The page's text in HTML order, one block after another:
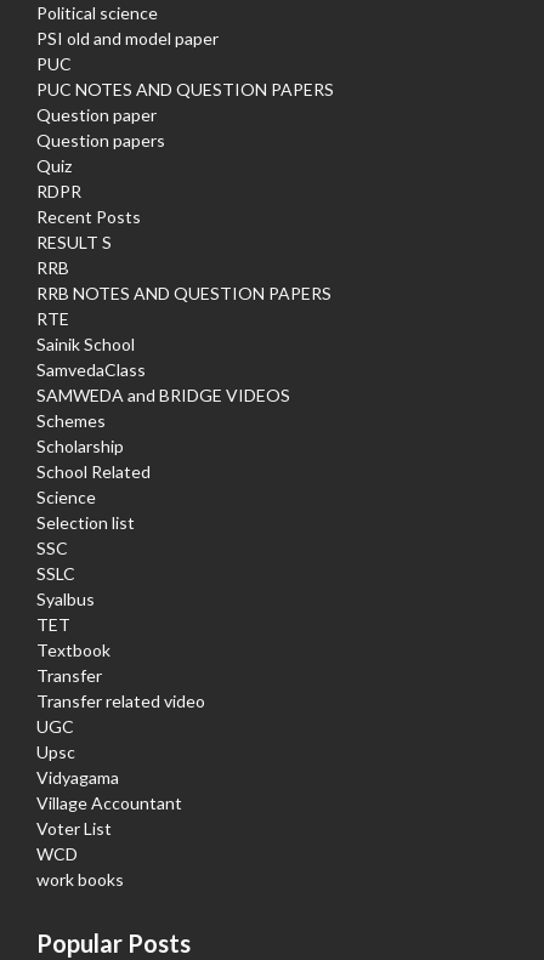
Political science
PSI old and model paper
PUC
PUC NOTES AND QUESTION PAPERS
Question paper
Question papers
Quiz
RDPR
Recent Posts
RESULT S
RRB
RRB NOTES AND QUESTION PAPERS
RTE
Sainik School
SamvedaClass
SAMWEDA and BRIDGE VIDEOS
Schemes
Scholarship
School Related
Science
Selection list
SSC
SSLC
Syalbus
TET
Textbook
Transfer
Transfer related video
UGC
Upsc
Vidyagama
Village Accountant
Voter List
WCD
work books
Popular Posts